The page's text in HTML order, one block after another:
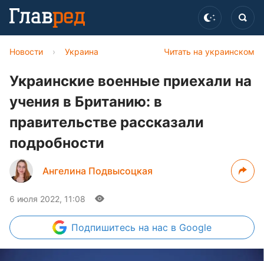
Читать на украинском
Новости › Украина
Украинские военные приехали на
учения в Британию: в
правительстве рассказали
подробности
Ангелина Подвысоцкая
6 июля 2022, 11:08
Подпишитесь на нас в Google